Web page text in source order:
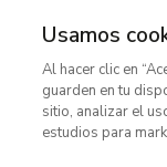
MENÚ
contenido
principal​​​​​​​Tesoros de
Usamos
Al hacer clic en
guarden en tu
sitio, analizar el
estudios para